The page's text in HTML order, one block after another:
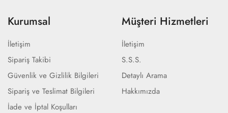
Kurumsal
İletişim
Sipariş Takibi
Güvenlik ve Gizlilik Bilgileri
Sipariş ve Teslimat Bilgileri
İade ve İptal Koşulları
Müşteri Hizmetleri
İletişim
S.S.S.
Detaylı Arama
Hakkımızda